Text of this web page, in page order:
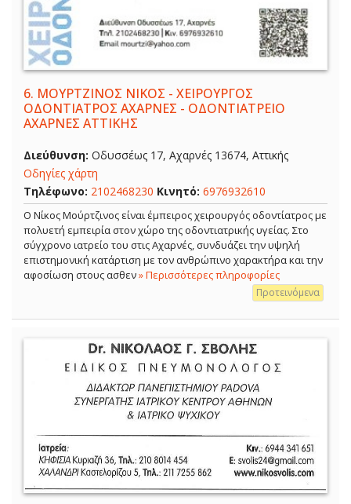
6. ΜΟΥΡΤΖΙΝΟΣ ΝΙΚΟΣ - ΧΕΙΡΟΥΡΓΟΣ
ΟΔΟΝΤΙΑΤΡΟΣ ΑΧΑΡΝΕΣ - ΟΔΟΝΤΙΑΤΡΕΙΟ
ΑΧΑΡΝΕΣ ΑΤΤΙΚΗΣ
Διεύθυνση: Οδυσσέως 17, Αχαρνές 13674, Αττικής
Οδηγίες χάρτη
Τηλέφωνο: 2102468230 Κινητό: 6976932610
Ο Νίκος Μούρτζινος είναι έμπειρος χειρουργός οδοντίατρος με
πολυετή εμπειρία στον χώρο της οδοντιατρικής υγείας. Στο
σύγχρονο ιατρείο του στις Αχαρνές, συνδυάζει την υψηλή
επιστημονική κατάρτιση με τον ανθρώπινο χαρακτήρα και την
αφοσίωση στους ασθεν» Περισσότερες πληροφορίες
Προτεινόμενα